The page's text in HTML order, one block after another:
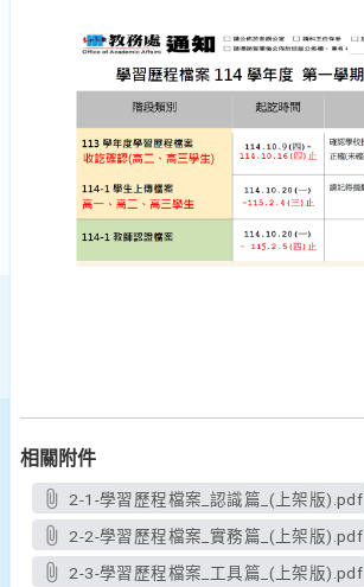
相關附件
2-1-學習歷程檔案_認識篇_(上架版).pdf
2-2-學習歷程檔案_實務篇_(上架版).pdf
2-3-學習歷程檔案_工具篇_(上架版).pdf